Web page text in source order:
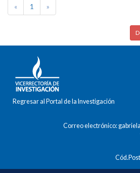
« 1 »
Regresar al Portal de la Investigación
Correo electrónico: